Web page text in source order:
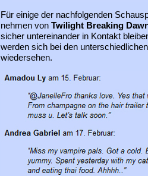
Für einige der nachfolgenden
nehmen von Twilight Breaking
sicher untereinander in Kontakt
werden sich bei den
wiedersehen.